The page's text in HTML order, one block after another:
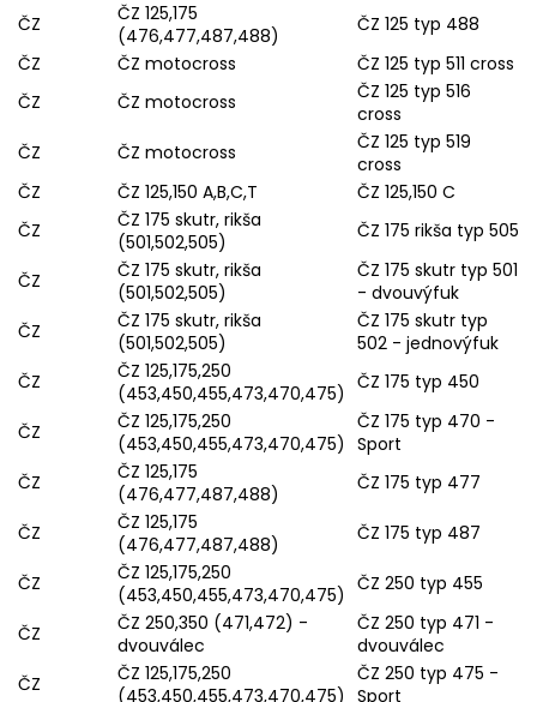
ČZ
ČZ 125,175
(476,477,487,488)
ČZ 125 typ 488
ČZ
ČZ motocross
ČZ 125 typ 511 cross
ČZ
ČZ motocross
ČZ 125 typ 516
cross
ČZ
ČZ motocross
ČZ 125 typ 519
cross
ČZ
ČZ 125,150 A,B,C,T
ČZ 125,150 C
ČZ
ČZ 175 skutr, rikša
(501,502,505)
ČZ 175 rikša typ 505
ČZ
ČZ 175 skutr, rikša
(501,502,505)
ČZ 175 skutr typ 501
- dvouvýfuk
ČZ
ČZ 175 skutr, rikša
(501,502,505)
ČZ 175 skutr typ
502 - jednovýfuk
ČZ
ČZ 125,175,250
(453,450,455,473,470,475) ČZ 175 typ 450
ČZ
ČZ 125,175,250
(453,450,455,473,470,475)
ČZ 175 typ 470 -
Sport
ČZ
ČZ 125,175
(476,477,487,488)
ČZ 175 typ 477
ČZ
ČZ 125,175
(476,477,487,488)
ČZ 175 typ 487
ČZ
ČZ 125,175,250
(453,450,455,473,470,475) ČZ 250 typ 455
ČZ
ČZ 250,350 (471,472) -
dvouválec
ČZ 250 typ 471 -
dvouválec
ČZ
ČZ 125,175,250
(453,450,455,473,470,475)
ČZ 250 typ 475 -
Sport